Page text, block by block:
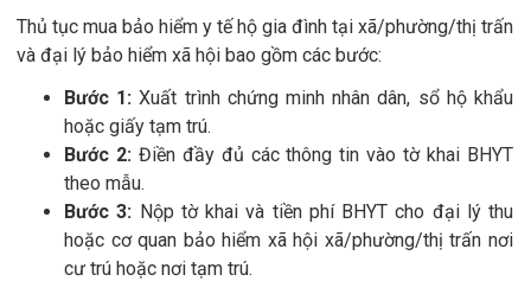
Thủ tục mua bảo hiểm y tế hộ gia đình tại xã/phường/thị trấn
và đại lý bảo hiểm xã hội bao gồm các bước:
Bước 1:Xuất trình chứng minh nhân dân, sổ hộ khẩu
hoặc giấy tạm trú.
Bước 2: Điền đầy đủ các thông tin vào tờ khai BHYT
theo mẫu.
Bước 3: Nộp tờ khai và tiền phí BHYT cho đại lý thu
hoặc cơ quan bảo hiểm xã hội xã/phường/thị trấn nơi
cư trú hoặc nơi tạm trú.